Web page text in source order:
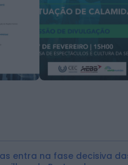
entra na fase decisiva